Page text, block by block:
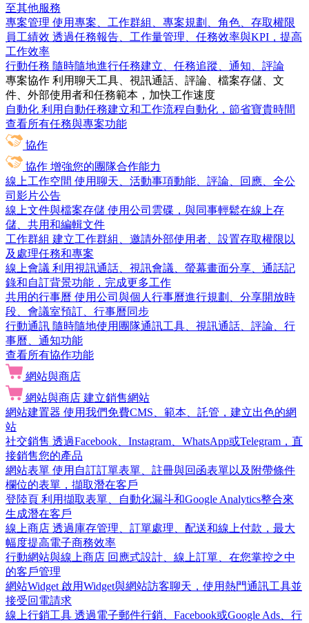
至其他服務
專案管理 使用專案、工作群組、專案規劃、角色、存取權限
員工績效 透過任務報告、工作量管理、任務效率與KPI，提高
工作效率
行動任務 隨時隨地進行任務建立、任務追蹤、通知、評論
專案協作 利用聊天工具、視訊通話、評論、檔案存儲、文
件、外部使用者和任務範本，加快工作速度
自動化 利用自動任務建立和工作流程自動化，節省寶貴時間
查看所有任務與專案功能
協作
協作 增強您的團隊合作能力
線上工作空間 使用聊天、活動事項動能、評論、回應、全公
司影片公告
線上文件與檔案存儲 使用公司雲碟，與同事輕鬆在線上存
儲、共用和編輯文件
工作群組 建立工作群組、邀請外部使用者、設置存取權限以
及處理任務和專案
線上會議 利用視訊通話、視訊會議、螢幕畫面分享、通話記
錄和自訂背景功能，完成更多工作
共用的行事曆 使用公司與個人行事曆進行規劃、分享開放時
段、會議室預訂、行事曆同步
行動通訊 隨時隨地使用團隊通訊工具、視訊通話、評論、行
事曆、通知功能
查看所有協作功能
網站與商店
網站與商店 建立銷售網站
網站建置器 使用我們免費CMS、範本、託管，建立出色的網
站
社交銷售 透過Facebook、Instagram、WhatsApp或Telegram，直
接銷售您的產品
網站表單 使用自訂訂單表單、註冊與回函表單以及附帶條件
欄位的表單，擷取潛在客戶
登陸頁 利用擷取表單、自動化漏斗和Google Analytics整合來
生成潛在客戶
線上商店 透過庫存管理、訂單處理、配送和線上付款，最大
幅度提高電子商務效率
行動網站與線上商店 回應式設計、線上訂單、在您掌控之中
的客戶管理
網站Widget 啟用Widget與網站訪客聊天，使用熱門通訊工具並
接受回電請求
線上行銷工具 透過電子郵件行銷、Facebook或Google Ads、行